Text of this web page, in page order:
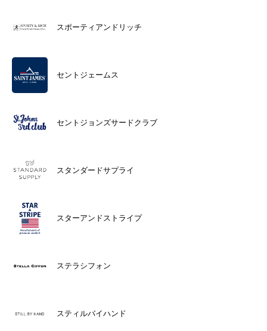
スポーティアンドリッチ
セントジェームス
セントジョンズサードクラブ
スタンダードサプライ
スターアンドストライプ
ステラシフォン
スティルバイハンド